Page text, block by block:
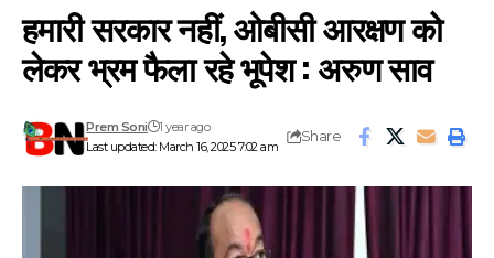
हमारी सरकार नहीं, ओबीसी आरक्षण को
लेकर भ्रम फैला रहे भूपेश : अरुण साव
Last updated: March 16, 2025 7:02 am
Prem Soni 1 year ago
Share